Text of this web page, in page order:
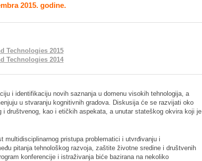
2015. godine.
Technologies 2015
Technologies 2014
i identifikaciju novih saznanja u domenu visokih tehnologija, a
u stvaranju kognitivnih gradova. Diskusija će se razvijati oko
i društvenog, kao i etičkih aspekata, a unutar stateškog okvira koji je
multidisciplinarnog pristupa problematici i utvrđivanju i
pitanja tehnološkog razvoja, zaštite životne sredine i društvenih
konferencije i istraživanja biće bazirana na nekoliko